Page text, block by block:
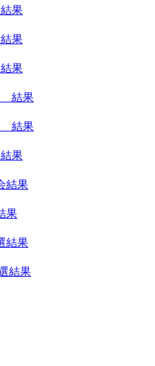
果
果
果
結果
結果
果
結果
果
結果
結果